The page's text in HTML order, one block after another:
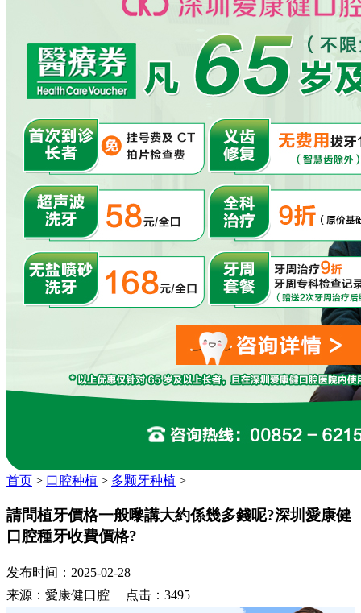
首页 > 口腔种植 > 多颗牙种植 >
請問植牙價格一般嚟講大約係幾多錢呢?深圳愛康健
口腔種牙收費價格?
发布时间：2025-02-28
来源：愛康健口腔 点击：3495